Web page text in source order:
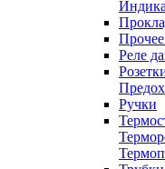
Реле
Ручки